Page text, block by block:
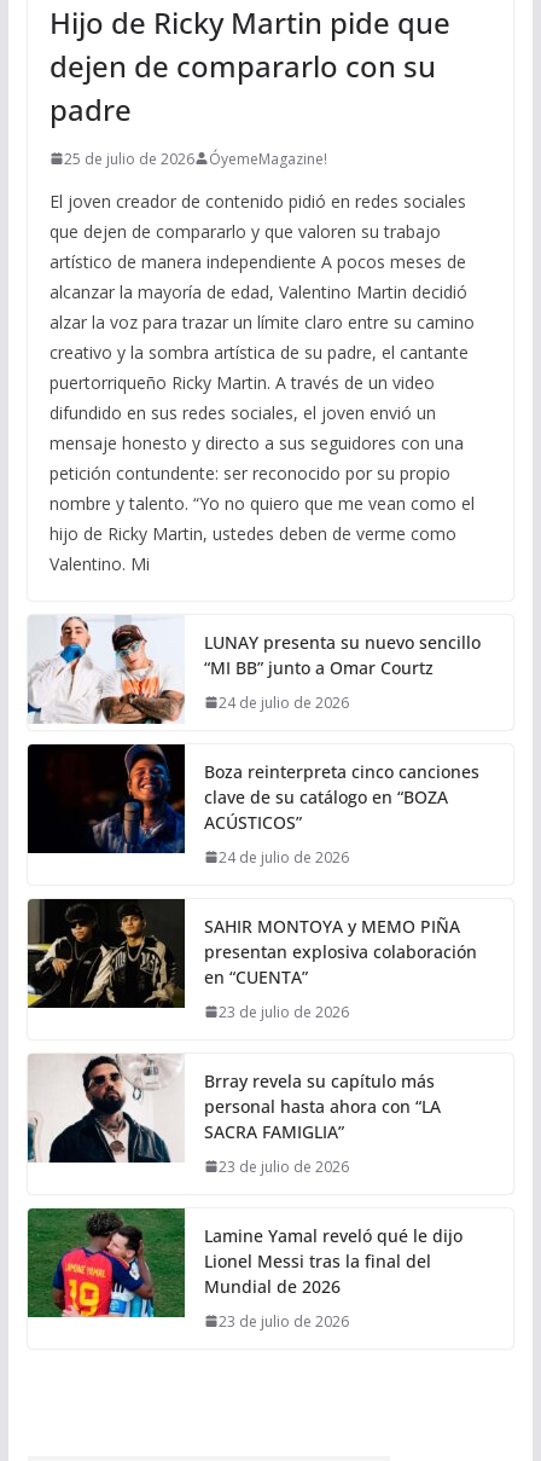
Hijo de Ricky Martin pide que
dejen de compararlo con su
padre
25 de julio de 2026 ÓyemeMagazine!
El joven creador de contenido pidió en redes sociales
que dejen de compararlo y que valoren su trabajo
artístico de manera independiente A pocos meses de
alcanzar la mayoría de edad, Valentino Martin decidió
alzar la voz para trazar un límite claro entre su camino
creativo y la sombra artística de su padre, el cantante
puertorriqueño Ricky Martin. A través de un video
difundido en sus redes sociales, el joven envió un
mensaje honesto y directo a sus seguidores con una
petición contundente: ser reconocido por su propio
nombre y talento. “Yo no quiero que me vean como el
hijo de Ricky Martin, ustedes deben de verme como
Valentino. Mi
LUNAY presenta su nuevo sencillo
“MI BB” junto a Omar Courtz
24 de julio de 2026
Boza reinterpreta cinco canciones
clave de su catálogo en “BOZA
ACÚSTICOS”
24 de julio de 2026
SAHIR MONTOYA y MEMO PIÑA
presentan explosiva colaboración
en “CUENTA”
23 de julio de 2026
Brray revela su capítulo más
personal hasta ahora con “LA
SACRA FAMIGLIA”
23 de julio de 2026
Lamine Yamal reveló qué le dijo
Lionel Messi tras la final del
Mundial de 2026
23 de julio de 2026